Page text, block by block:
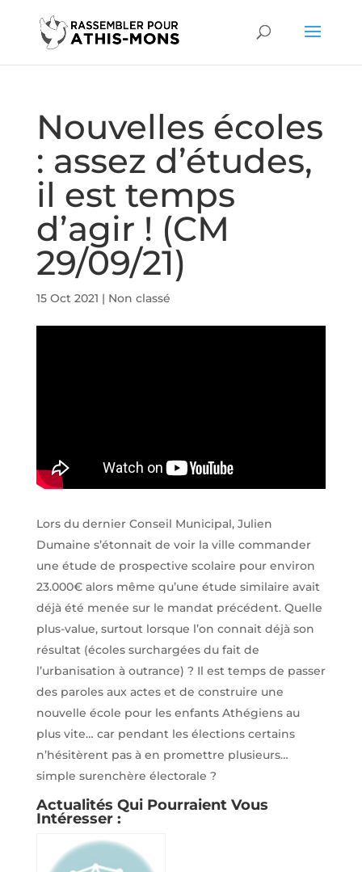
Nouvelles écoles
: assez d’études,
il est temps
d’agir ! (CM
29/09/21)
15 Oct 2021 | Non classé
Lors du dernier Conseil Municipal, Julien
Dumaine s’étonnait de voir la ville commander
une étude de prospective scolaire pour environ
23.000€ alors même qu’une étude similaire avait
déjà été menée sur le mandat précédent. Quelle
plus-value, surtout lorsque l’on connait déjà son
résultat (écoles surchargées du fait de
l’urbanisation à outrance) ? Il est temps de passer
des paroles aux actes et de construire une
nouvelle école pour les enfants Athégiens au
plus vite… car pendant les élections certains
n’hésitèrent pas à en promettre plusieurs…
simple surenchère électorale ?
Actualités Qui Pourraient Vous
Intéresser :